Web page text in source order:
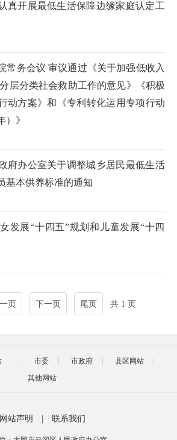
真开展最低生活保障边缘家庭认定工
常务会议 审议通过《关于加强低收入
层分类社会救助工作的意见》《积极
动方案》和《专利转化运用专项行动
）》
府办公室关于调整城乡居民最低生活
基本供养标准的通知
发展“十四五”规划和儿童发展“十四
页 下一页 尾页 共 1 页
市委 市政府
县区网站
其他网站
网站声明 联系我们